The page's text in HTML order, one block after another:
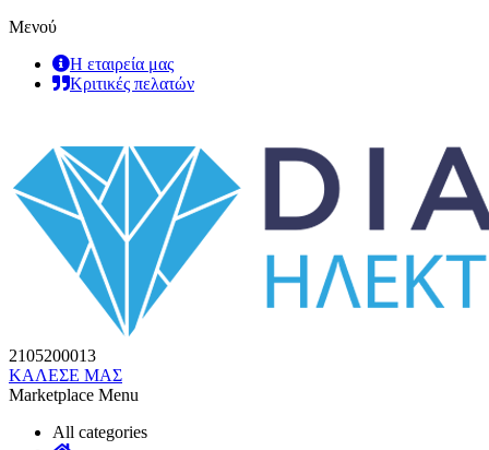
Μενού
Η εταιρεία μας
Κριτικές πελατών
2105200013
ΚΑΛΕΣΕ ΜΑΣ
Marketplace Menu
All categories